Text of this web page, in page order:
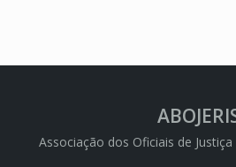
Associação dos Oficiais de